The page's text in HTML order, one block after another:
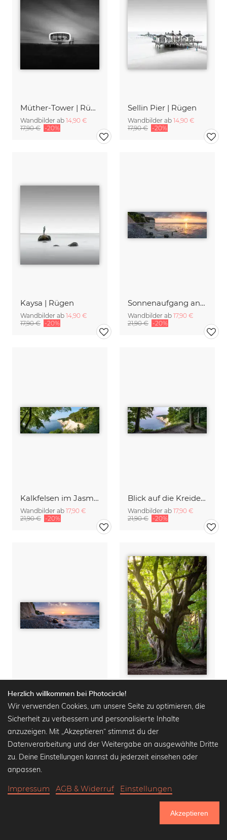
Müther-Tower | Rügen
Wandbilder ab 14,90 €
17,90 € -20%
Sellin Pier | Rügen
Wandbilder ab 14,90 €
17,90 € -20%
Kaysa | Rügen
Wandbilder ab 14,90 €
17,90 € -20%
Sonnenaufgang an den Kreidefelsen auf Rügen
Wandbilder ab 17,90 €
21,90 € -20%
Kalkfelsen im Jasmund Nationalpark auf der Insel Rügen
Wandbilder ab 17,90 €
21,90 € -20%
Blick auf die Kreidefelsen im Nationalpark Jasmund auf Rügen
Wandbilder ab 17,90 €
21,90 € -20%
Sonnenaufgang an den Kreidefelsen auf Rügen
Wandbilder ab17,90 €
Wandbilder ab16,90 €
Herzlich willkommen bei Photocircle!
Wir verwenden Cookies, um unsere Seite zu optimieren, die
Sicherheit zu verbessern und personalisierte Inhalte
anzuzeigen. Mit „Akzeptieren“ stimmst du der
Datenverarbeitung und der Weitergabe an ausgewählte Dritte
zu. Deine Einstellungen kannst du jederzeit einsehen oder
anpassen.
Impressum AGB & Widerruf Einstellungen
Akzeptieren